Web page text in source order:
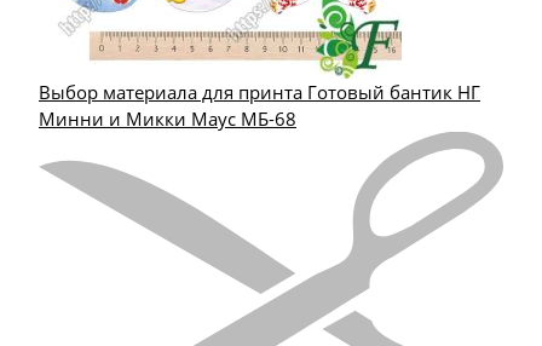
Выбор материала для принта Готовый бантик НГ
Минни и Микки Маус МБ-68